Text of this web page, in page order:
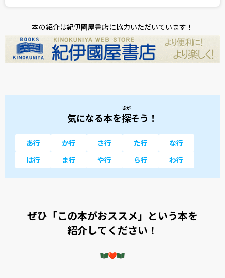
本の紹介は紀伊國屋書店に協力いただいています！
気になる本を探
さが
そう！
あ行 か行 さ行 た行
な行
は行
ま行 や行 ら行 わ行
ぜひ「この本がおススメ」という本を
紹介してください！